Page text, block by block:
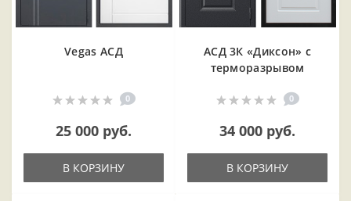
Vegas АСД
0
25 000 руб.
В КОРЗИНУ
АСД 3К «Диксон» с
терморазрывом
0
34 000 руб.
В КОРЗИНУ